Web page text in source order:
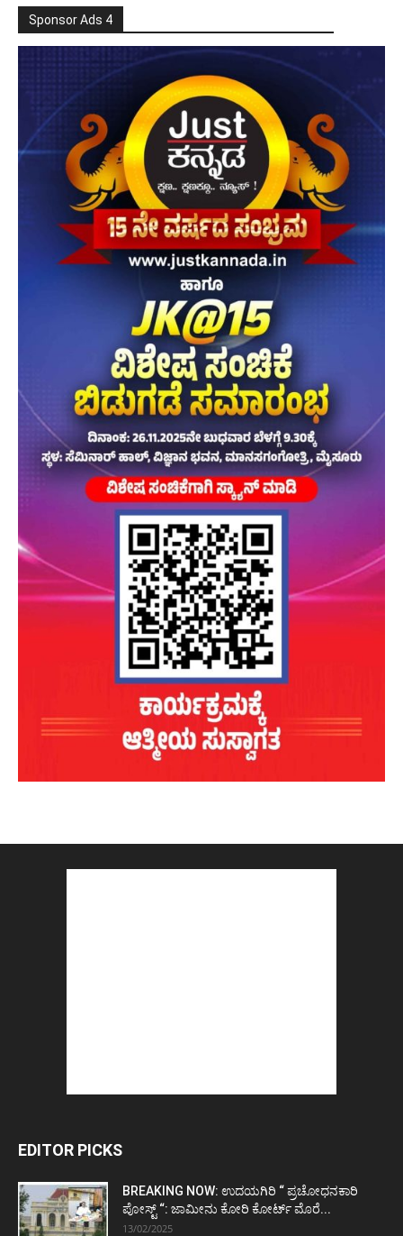
Sponsor Ads 4
EDITOR PICKS
BREAKING NOW: ಉದಯಗಿರಿ “ ಪ್ರಚೋಧನಕಾರಿ
ಪೋಸ್ಟ್‌ “: ಜಾಮೀನು ಕೋರಿ ಕೋರ್ಟ್‌ ಮೊರೆ...
13/02/2025